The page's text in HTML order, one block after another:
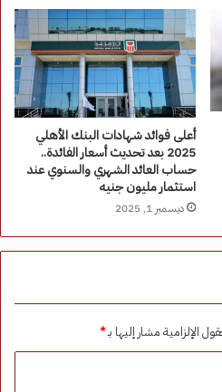
أعلى فوائد شهادات البنك الأهلي
2025 بعد تحديث أسعار الفائدة..
حساب العائد الشهري والسنوي عند
استثمار مليون جنيه
ديسمبر 1, 2025
الإلزامية مشار إليها بـ*